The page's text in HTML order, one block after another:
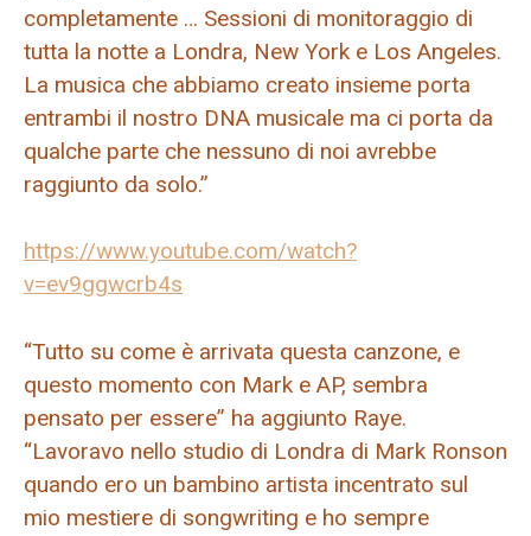
completamente … Sessioni di monitoraggio di
tutta la notte a Londra, New York e Los Angeles.
La musica che abbiamo creato insieme porta
entrambi il nostro DNA musicale ma ci porta da
qualche parte che nessuno di noi avrebbe
raggiunto da solo.”
https://www.youtube.com/watch?
v=ev9ggwcrb4s
“Tutto su come è arrivata questa canzone, e
questo momento con Mark e AP, sembra
pensato per essere” ha aggiunto Raye.
“Lavoravo nello studio di Londra di Mark Ronson
quando ero un bambino artista incentrato sul
mio mestiere di songwriting e ho sempre